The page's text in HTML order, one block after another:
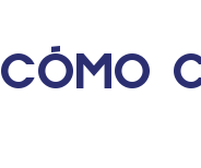
Cómo